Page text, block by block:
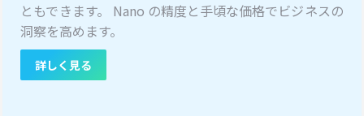
ともできます。 Nano の精度と手頃な価格でビジネスの
洞察を高めます。
詳しく見る